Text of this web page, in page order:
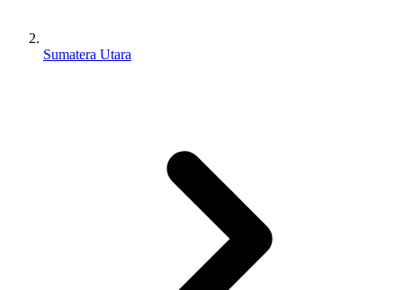
Sumatera Utara